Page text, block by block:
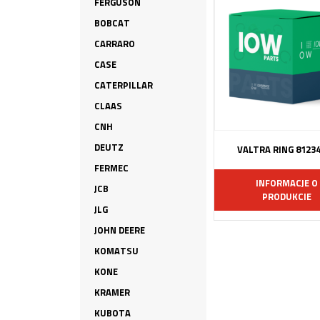
BOBCAT
CARRARO
CASE
CATERPILLAR
CLAAS
CNH
DEUTZ
FERMEC
JCB
JLG
JOHN DEERE
KOMATSU
KONE
KRAMER
KUBOTA
VALTRA RING
INFORMACJE O
PRODUKCIE